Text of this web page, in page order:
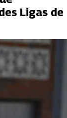
Ligas de